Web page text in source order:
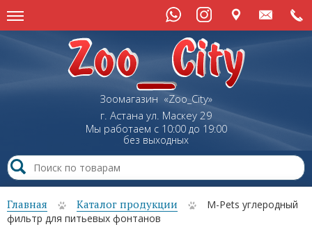
Зоомагазин «Zoo_City»
г. Астана ул. Маскеу29
Мы работаем с 10:00 до 19:00
без выходных
Главная Каталог продукции
M-Pets углеродный
фильтр для питьевых фонтанов